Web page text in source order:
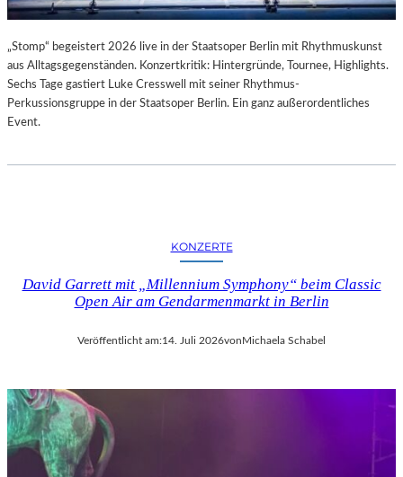
„Stomp“ begeistert 2026 live in der Staatsoper Berlin mit Rhythmuskunst
aus Alltagsgegenständen. Konzertkritik: Hintergründe, Tournee, Highlights.
Sechs Tage gastiert Luke Cresswell mit seiner Rhythmus-
Perkussionsgruppe in der Staatsoper Berlin. Ein ganz außerordentliches
Event.
KONZERTE
David Garrett mit „Millennium Symphony“ beim Classic
Open Air am Gendarmenmarkt in Berlin
Veröffentlicht am:14. Juli 2026vonMichaela Schabel